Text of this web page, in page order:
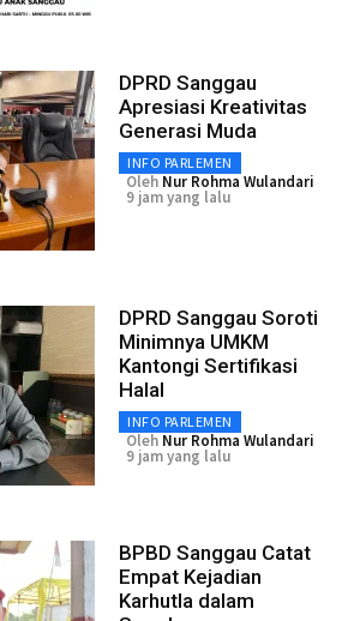
DPRD Sanggau
Apresiasi Kreativitas
Generasi Muda
INFO PARLEMEN
Oleh Nur Rohma Wulandari
9 jam yang lalu
DPRD Sanggau Soroti
Minimnya UMKM
Kantongi Sertifikasi
Halal
INFO PARLEMEN
Oleh Nur Rohma Wulandari
9 jam yang lalu
BPBD Sanggau Catat
Empat Kejadian
Karhutla dalam